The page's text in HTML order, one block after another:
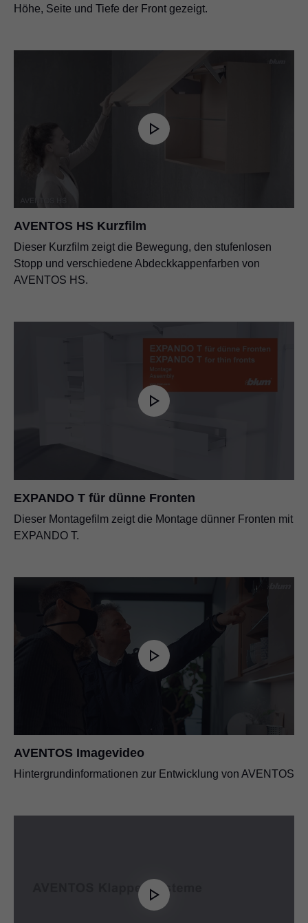
Höhe, Seite und Tiefe der Front gezeigt.
AVENTOS HS Kurzfilm
Dieser Kurzfilm zeigt die Bewegung, den stufenlosen
Stopp und verschiedene Abdeckkappenfarben von
AVENTOS HS.
EXPANDO T für dünne Fronten
Dieser Montagefilm zeigt die Montage dünner Fronten mit
EXPANDO T.
AVENTOS Imagevideo
Hintergrundinformationen zur Entwicklung von AVENTOS